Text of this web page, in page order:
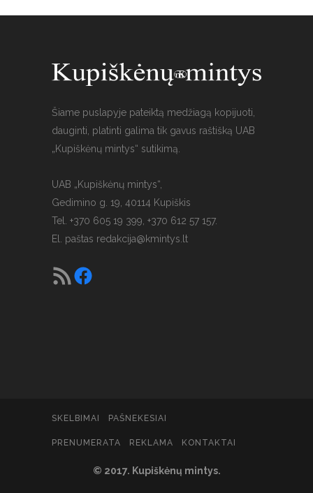
Šiame puslapyje pateiktą medžiagą kopijuoti,
dauginti, platinti galima tik gavus raštišką UAB
„Kupiškėnų mintys“ sutikimą.
UAB „Kupiškėnų mintys“,
Gedimino g. 19, 40114 Kupiškis
Tel. +370 605 19 399, +370 612 57 157.
El. paštas redakcija@kmintys.lt
SKELBIMAI PAŠNEKESIAI
© 2017. Kupiškėnų mintys.
PRENUMERATA REKLAMA KONTAKTAI